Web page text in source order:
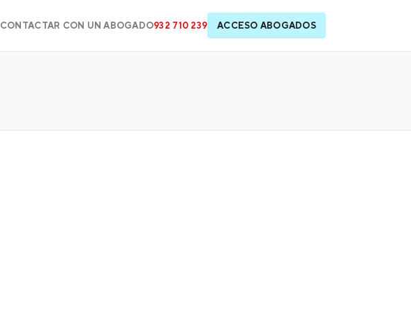
CONTACTAR CON UN ABOGADO932 710 239 ACCESO ABOGADOS